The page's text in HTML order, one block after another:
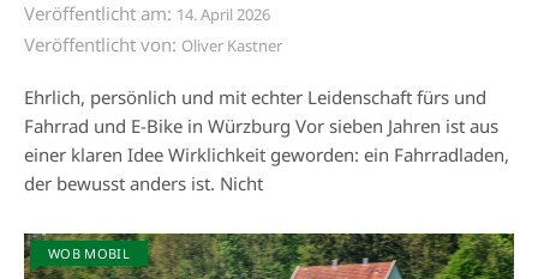
Veröffentlicht am: 14. April 2026
Veröffentlicht von: Oliver Kastner
Ehrlich, persönlich und mit echter Leidenschaft fürs und
Fahrrad und E-Bike in Würzburg Vor sieben Jahren ist aus
einer klaren Idee Wirklichkeit geworden: ein Fahrradladen,
der bewusst anders ist. Nicht
WOB MOBIL